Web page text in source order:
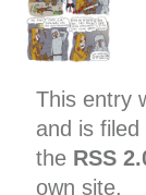
This entry
and is
the RSS
own site.